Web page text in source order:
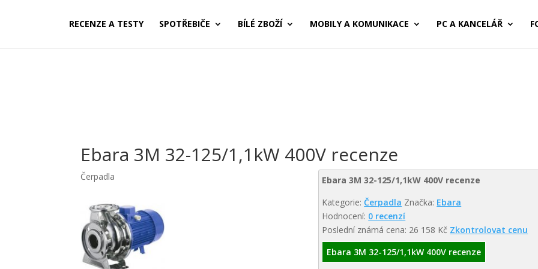
RECENZE A TESTY SPOTŘEBIČE BÍLÉ ZBOŽÍ MOBILY A KOMUNIKACE PC A KANCELÁŘ
Ebara 3M 32-125/1,1kW 400V recenze
Ebara 3M 32-125/1,1kW 400V recenze
Kategorie:Čerpadla Značka: Ebara
Hodnocení: 0 recenzí
Poslední známá cena: 26 158 Kč Zkontrolovat cenu
Ebara 3M 32-125/1,1kW 400V recenze
Čerpadla